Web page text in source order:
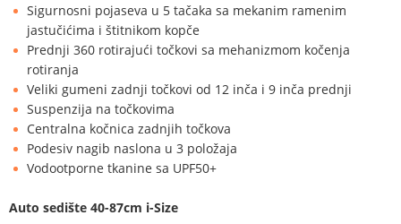
Sigurnosni pojaseva u 5 tačaka sa mekanim ramenim
jastučićima i štitnikom kopče
Prednji 360 rotirajući točkovi sa mehanizmom kočenja
rotiranja
Veliki gumeni zadnji točkovi od 12 inča i 9 inča prednji
Suspenzija na točkovima
Centralna kočnica zadnjih točkova
Podesiv nagib naslona u 3 položaja
Vodootporne tkanine sa UPF50+
Auto sedište 40-87cm i-Size